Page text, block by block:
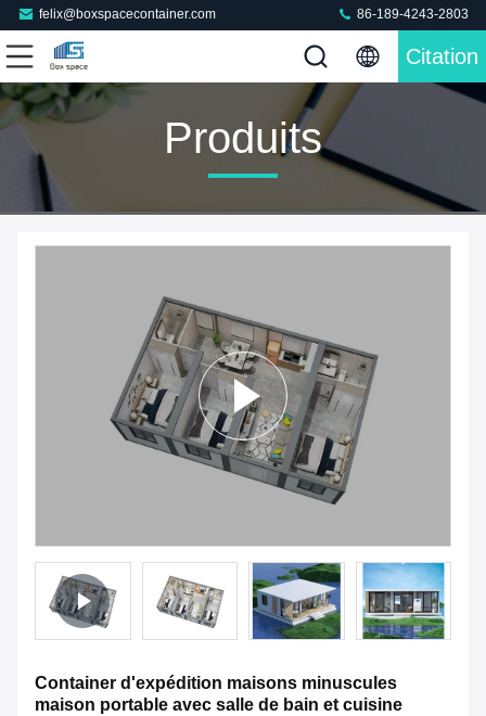
felix@boxspacecontainer.com 86-189-4243-2803
Citation
Produits
Container d'expédition maisons minuscules
maison portable avec salle de bain et cuisine